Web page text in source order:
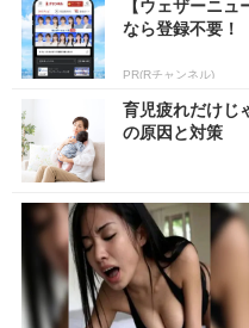
【ウェザーニ
なら登録不要！
PR(Rチャンネル)
育児疲れだけじ
の原因と対策